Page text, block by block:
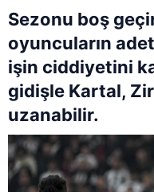
Sezonu boş
oyuncuların
işin ciddiyetini
gidişle Kartal,
uzanabilir.